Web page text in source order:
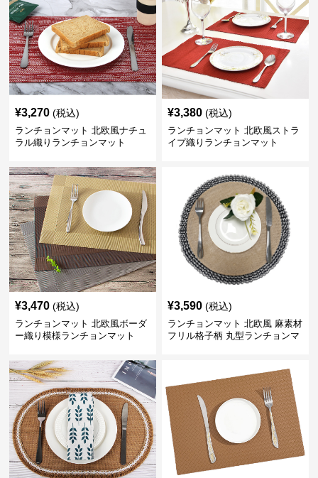
¥3,270 (税込)
ランチョンマット 北欧風ナチュ
ラル織りランチョンマット
¥3,380 (税込)
ランチョンマット 北欧風ストラ
イプ織りランチョンマット
¥3,470 (税込)
ランチョンマット 北欧風ボーダ
ー織り模様ランチョンマット
¥3,590 (税込)
ランチョンマット 北欧風 麻素材
フリル格子柄 丸型ランチョンマ